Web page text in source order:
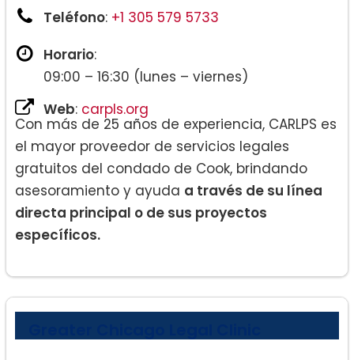
Teléfono: +1 305 579 5733
Horario:
09:00 – 16:30 (lunes – viernes)
Web: carpls.org
Con más de 25 años de experiencia, CARLPS es
el mayor proveedor de servicios legales
gratuitos del condado de Cook, brindando
asesoramiento y ayuda a través de su línea
directa principal o de sus proyectos
específicos.